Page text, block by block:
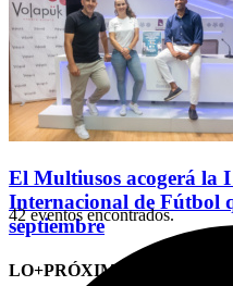
El Multiusos acogerá la
Internacional de Fútbol
septiembre
LO+PRÓXIMO (CITAS)
42 eventos encontrados.